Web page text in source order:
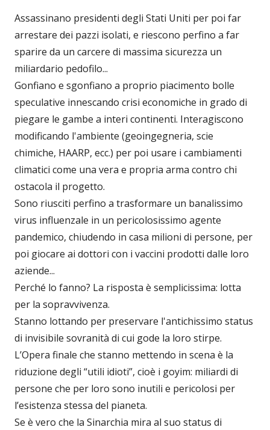
Assassinano presidenti degli Stati Uniti per poi far
arrestare dei pazzi isolati, e riescono perfino a far
sparire da un carcere di massima sicurezza un
miliardario pedofilo...
Gonfiano e sgonfiano a proprio piacimento bolle
speculative innescando crisi economiche in grado di
piegare le gambe a interi continenti. Interagiscono
modificando l'ambiente (geoingegneria, scie
chimiche, HAARP, ecc.) per poi usare i cambiamenti
climatici come una vera e propria arma contro chi
ostacola il progetto.
Sono riusciti perfino a trasformare un banalissimo
virus influenzale in un pericolosissimo agente
pandemico, chiudendo in casa milioni di persone, per
poi giocare ai dottori con i vaccini prodotti dalle loro
aziende...
Perché lo fanno? La risposta è semplicissima: lotta
per la sopravvivenza.
Stanno lottando per preservare l'antichissimo status
di invisibile sovranità di cui gode la loro stirpe.
L’Opera finale che stanno mettendo in scena è la
riduzione degli “utili idioti”, cioè i goyim: miliardi di
persone che per loro sono inutili e pericolosi per
l’esistenza stessa del pianeta.
Se è vero che la Sinarchia mira al suo status di